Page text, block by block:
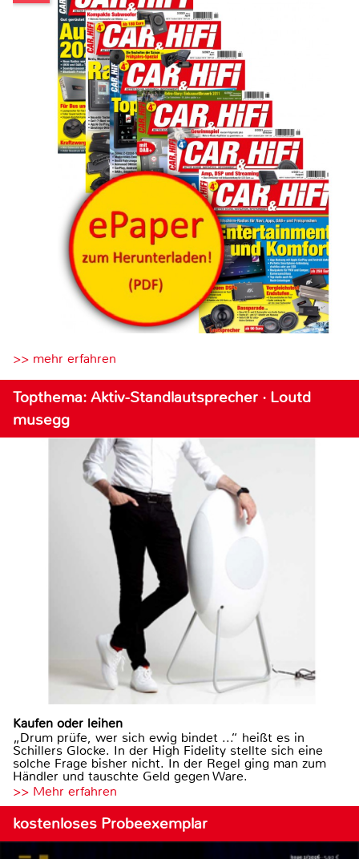
>> mehr erfahren
Topthema: Aktiv-Standlautsprecher · Loutd
musegg
Kaufen oder leihen
„Drum prüfe, wer sich ewig bindet ...“ heißt es in
Schillers Glocke. In der High Fidelity stellte sich eine
solche Frage bisher nicht. In der Regel ging man zum
Händler und tauschte Geld gegen Ware.
>> Mehr erfahren
kostenloses Probeexemplar